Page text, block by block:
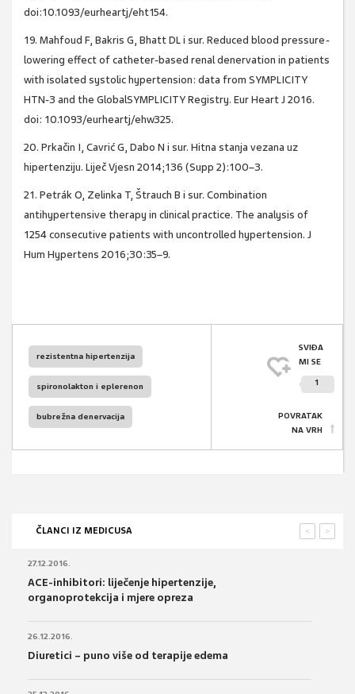
doi:10.1093/eurheartj/eht154.
19. Mahfoud F, Bakris G, Bhatt DL i sur. Reduced blood pressure-
lowering effect of catheter-based renal denervation in patients
with isolated systolic hypertension: data from SYMPLICITY
HTN-3 and the GlobalSYMPLICITY Registry. Eur Heart J 2016.
doi: 10.1093/eurheartj/ehw325.
20. Prkačin I, Cavrić G, Dabo N i sur. Hitna stanja vezana uz
hipertenziju. Liječ Vjesn 2014;136 (Supp 2):100–3.
21. Petrák O, Zelinka T, Štrauch B i sur. Combination
antihypertensive therapy in clinical practice. The analysis of
1254 consecutive patients with uncontrolled hypertension. J
Hum Hypertens 2016;30:35–9.
rezistentna hipertenzija
spironolakton i eplerenon
bubrežna denervacija
SVIĐA
MI SE
1
POVRATAK
NA VRH
ČLANCI IZ MEDICUSA >
<
27.12.2016.
ACE-inhibitori: liječenje hipertenzije,
organoprotekcija i mjere opreza
26.12.2016.
Diuretici – puno više od terapije edema